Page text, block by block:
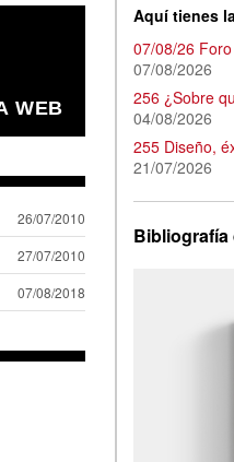
WEB
26/07/2010
27/07/2010
07/08/2018
Aquí tienes
07/08/26
07/08/2026
256 ¿Sobre
04/08/2026
255 Diseño,
21/07/2026